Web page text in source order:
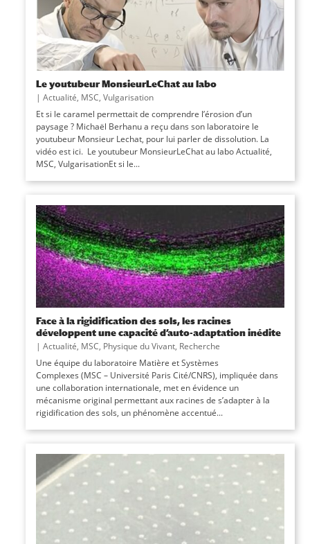
Le youtubeur MonsieurLeChat au labo
| Actualité, MSC, Vulgarisation
Et si le caramel permettait de comprendre l’érosion d’un
paysage ? Michaël Berhanu a reçu dans son laboratoire le
youtubeur Monsieur Lechat, pour lui parler de dissolution. La
vidéo est ici. Le youtubeur MonsieurLeChat au labo Actualité,
MSC, VulgarisationEt si le...
Face à la rigidification des sols, les racines
développent une capacité d’auto-adaptation inédite
| Actualité, MSC, Physique du Vivant, Recherche
Une équipe du laboratoire Matière et Systèmes
Complexes (MSC – Université Paris Cité/CNRS), impliquée dans
une collaboration internationale, met en évidence un
mécanisme original permettant aux racines de s’adapter à la
rigidification des sols, un phénomène accentué...